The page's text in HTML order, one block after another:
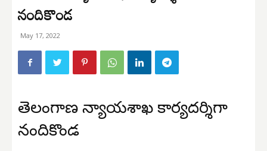
నందికొండ
May 17, 2022
తెలంగాణ న్యాయశాఖ కార్యదర్శిగా
నందికొండ